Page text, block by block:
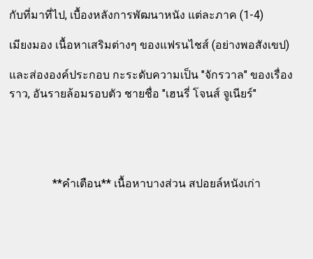
กับที่มาที่ไป, เบื้องหลังการพัฒนาหนัง แต่ละภาค (1-4)
เมียงมอง เนื้อหาเสริมต่างๆ ของแฟรนไชส์ (อย่างพอสังเขป)
และส่ององค์ประกอบ กะระดับความเป็น "จักรวาล" ของเรื่อง
ราว, อันรายล้อมรอบตัว ชายชื่อ "เฮนรี่ โจนส์ จูเนียร์"
**คำเตือน** เนื้อหาบางส่วน สปอยล์หนังเก่า